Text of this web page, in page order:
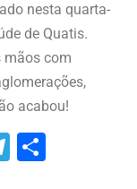
nesta quarta-
de Quatis.
mãos com
acabou!
Telegram